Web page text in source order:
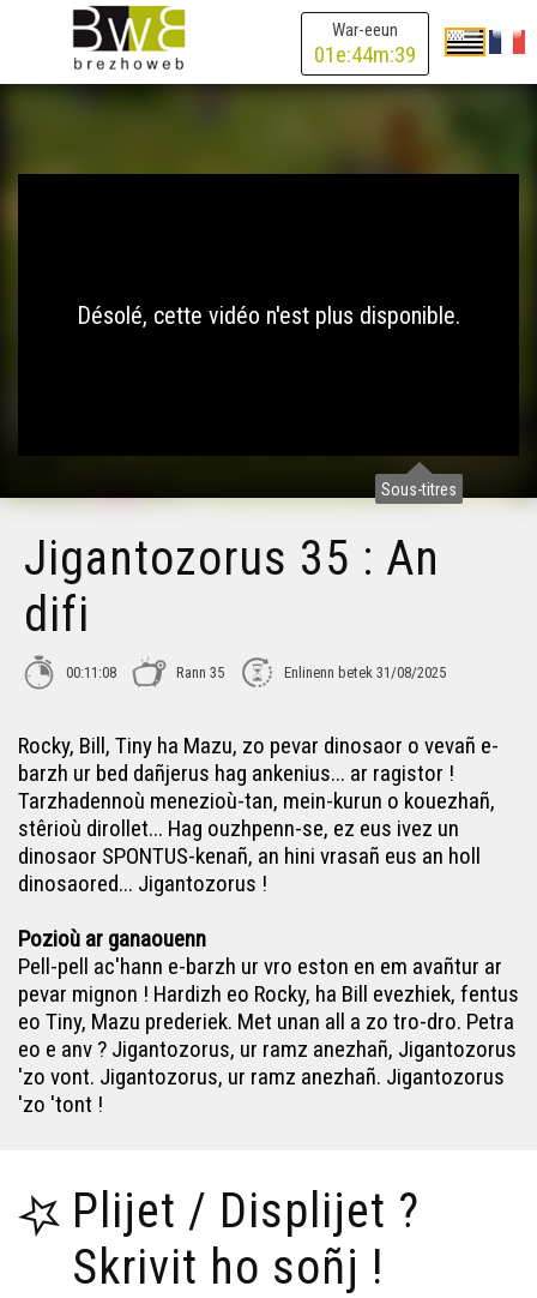
War-eeun
01e:44m:39
Sous-titres
Désolé, cette vidéo n'est plus disponible.
Jigantozorus 35 : An
difi
00:11:08 Rann 35 Enlinenn betek 31/08/2025
Rocky, Bill, Tiny ha Mazu, zo pevar dinosaor o vevañ e-
barzh ur bed dañjerus hag ankenius... ar ragistor !
Tarzhadennoù menezioù-tan, mein-kurun o kouezhañ,
stêrioù dirollet... Hag ouzhpenn-se, ez eus ivez un
dinosaor SPONTUS-kenañ, an hini vrasañ eus an holl
dinosaored... Jigantozorus !
Pozioù ar ganaouenn
Pell-pell ac'hann e-barzh ur vro eston en em avañtur ar
pevar mignon ! Hardizh eo Rocky, ha Bill evezhiek, fentus
eo Tiny, Mazu prederiek. Met unan all a zo tro-dro. Petra
eo e anv ? Jigantozorus, ur ramz anezhañ, Jigantozorus
'zo vont. Jigantozorus, ur ramz anezhañ. Jigantozorus
'zo 'tont !
Plijet / Displijet ?
Skrivit ho soñj !